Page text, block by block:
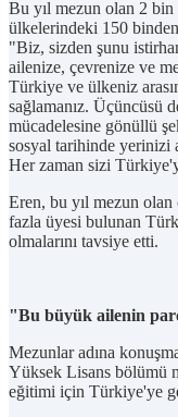
Bu yıl mezun olan 2 bin
ülkelerindeki 150
"Biz, sizden şunu
ailenize, çevrenize ve
Türkiye ve ülkeniz
sağlamanız. Üçüncüsü
mücadelesine gönüllü
sosyal tarihinde yerinizi
Her zaman sizi
Eren, bu yıl mezun
fazla üyesi bulunan
olmalarını tavsiye etti.
"Bu büyük ailenin
Mezunlar adına
Yüksek Lisans bölümü
eğitimi için Türkiye'ye